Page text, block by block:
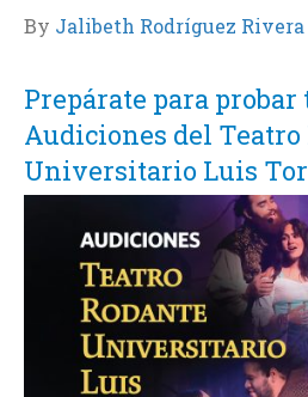
By Jalibeth Rodríguez Rivera
Prepárate para
Audiciones del Teatro
Universitario Luis